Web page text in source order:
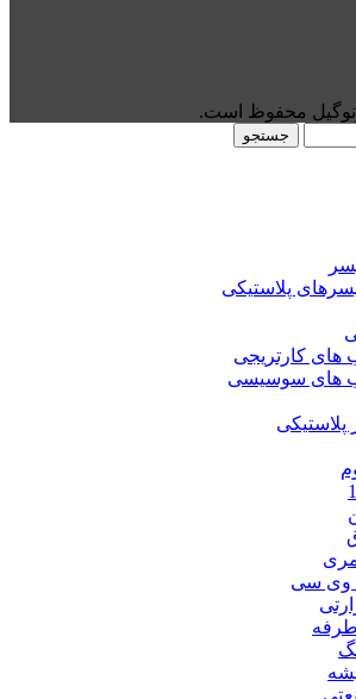
محفوظ است.
جستجو
پلاستیکی
کارتریجی
های سوسیسی
پلاستیکی
وی سی